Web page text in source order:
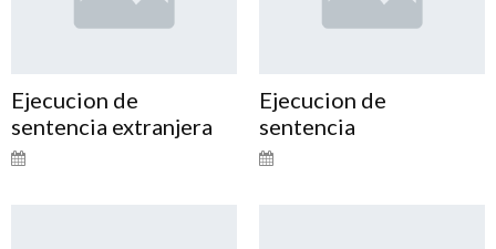
Ejecucion de
sentencia extranjera
Ejecucion de
sentencia